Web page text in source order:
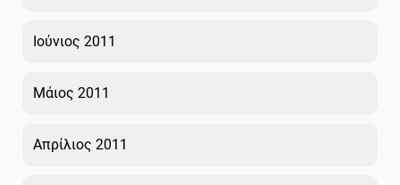
Ιούνιος 2011
Μάιος 2011
Απρίλιος 2011